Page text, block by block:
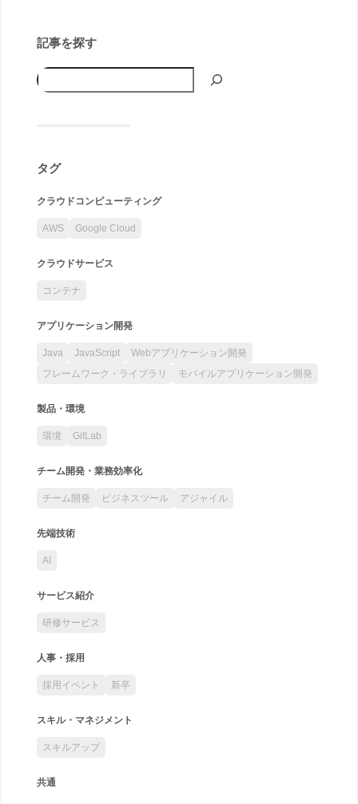
記事を探す
タグ
クラウドコンピューティング
AWS Google Cloud
クラウドサービス
コンテナ
アプリケーション開発
Java JavaScript
Webアプリケーション開発
フレームワーク・ライブラリ
モバイルアプリケーション開発
製品・環境
環境 GitLab
チーム開発・業務効率化
チーム開発 ビジネスツール アジャイル
先端技術
AI
サービス紹介
研修サービス
人事・採用
採用イベント 新卒
スキル・マネジメント
スキルアップ
共通